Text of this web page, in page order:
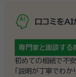
口コミをAI
専門家と面談する
初めての相続で不
「説明が丁寧でわ